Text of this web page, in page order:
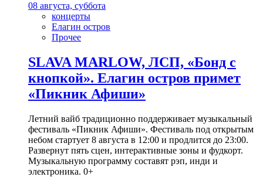
08 августа, суббота
концерты
Елагин остров
Прочее
SLAVA MARLOW, ЛСП, «Бонд с
кнопкой». Елагин остров примет
«Пикник Афиши»
Летний вайб традиционно поддерживает музыкальный
фестиваль «Пикник Афиши». Фестиваль под открытым
небом стартует 8 августа в 12:00 и продлится до 23:00.
Развернут пять сцен, интерактивные зоны и фудкорт.
Музыкальную программу составят рэп, инди и
электроника. 0+